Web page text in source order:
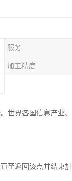
服务
加工精度
世界各国信息产业
返回该点并结束